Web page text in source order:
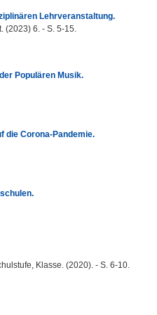
Lehrveranstaltung.
(2023) 6. - S. 5-15.
Populären Musik.
die Corona-Pandemie.
Klasse. (2020). - S. 6-10.